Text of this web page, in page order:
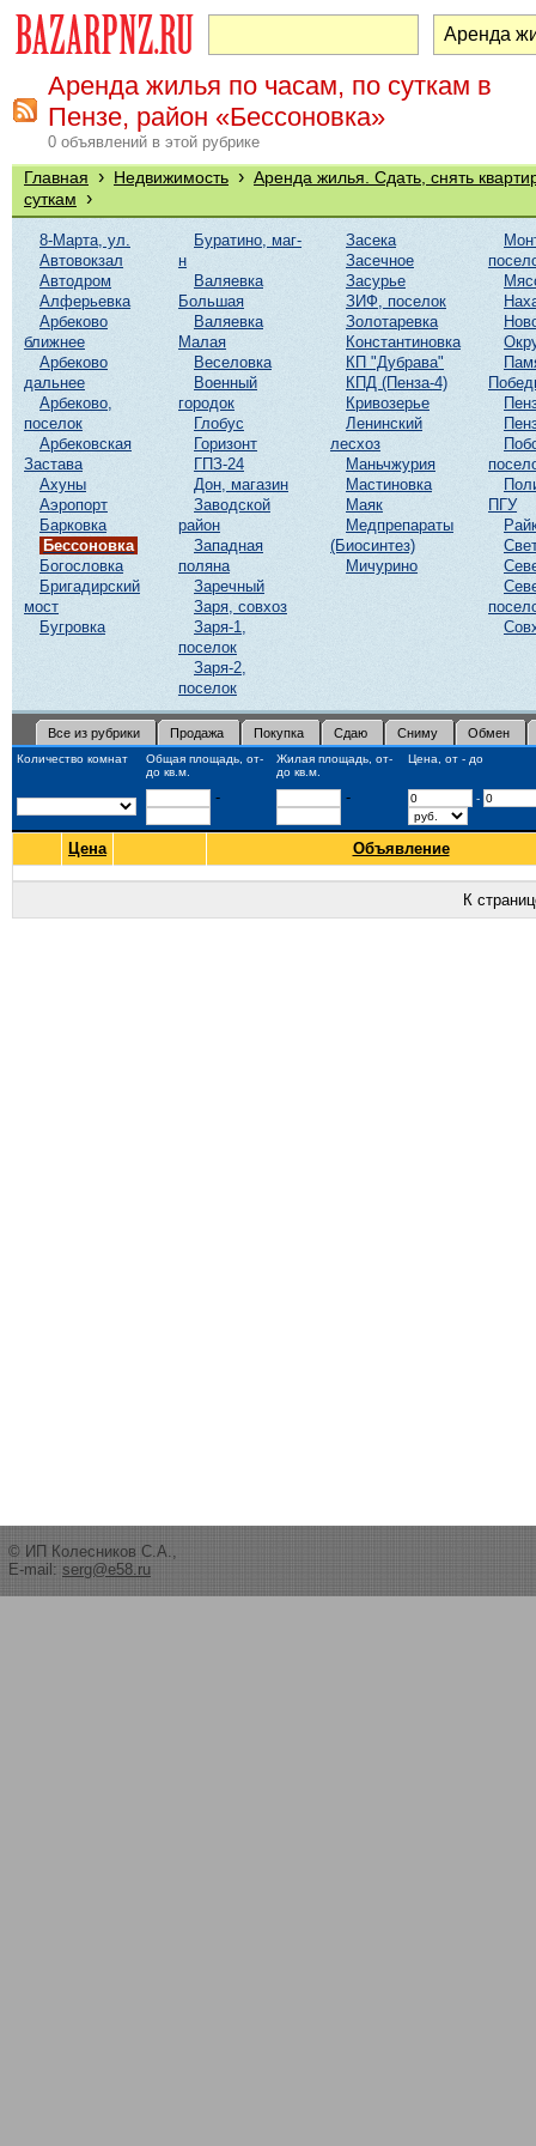
Аренда жилья по часам, по суткам в
Пензе, район «Бессоновка»
0 объявлений в этой рубрике
Главная › Недвижимость › Аренда жилья. Сдать, снять
суткам ›
8-Марта, ул.
Автовокзал
Автодром
Алферьевка
Арбеково
ближнее
Арбеково
дальнее
Арбеково,
поселок
Арбековская
Застава
Ахуны
Аэропорт
Барковка
Бессоновка
Богословка
Бригадирский
мост
Бугровка
Буратино, маг-
н
Валяевка
Большая
Валяевка
Малая
Веселовка
Военный
городок
Глобус
Горизонт
ГПЗ-24
Дон, магазин
Заводской
район
Западная
поляна
Заречный
Заря, совхоз
Заря-1,
поселок
Заря-2,
поселок
Засека
Засечное
Засурье
ЗИФ, поселок
Золотаревка
Константиновка
КП "Дубрава"
КПД (Пенза-4)
Кривозерье
Ленинский
лесхоз
Маньчжурия
Мастиновка
Маяк
Медпрепараты
(Биосинтез)
Мичурино
ПГУ
Все из рубрики Продажа Покупка Сдаю Сниму Обмен
Количество комнат
Общая площадь, от-
до кв.м.
Жилая площадь, от-
до кв.м.
Цена, от - до
- - -
Цена Объявление
К
© ИП Колесников С.А.,
E-mail: serg@e58.ru